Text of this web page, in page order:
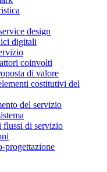
design
digitali
coinvolti
di valore
costitutivi del
del servizio
flussi di servizio
progettazione